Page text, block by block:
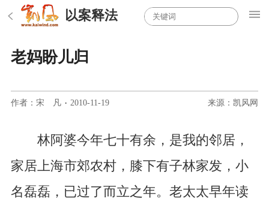
以案释法
老妈盼儿归
作者：宋 凡 · 2010-11-19 来源：凯风网
林阿婆今年七十有余，是我的邻居，
家居上海市郊农村，膝下有子林家发，小
名磊磊，已过了而立之年。老太太早年读